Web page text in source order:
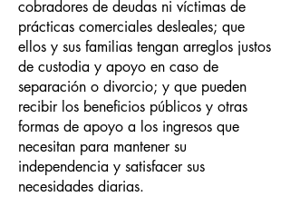
cobradores de deudas ni víctimas de
prácticas comerciales desleales; que
ellos y sus familias tengan arreglos justos
de custodia y apoyo en caso de
separación o divorcio; y que pueden
recibir los beneficios públicos y otras
formas de apoyo a los ingresos que
necesitan para mantener su
independencia y satisfacer sus
necesidades diarias.